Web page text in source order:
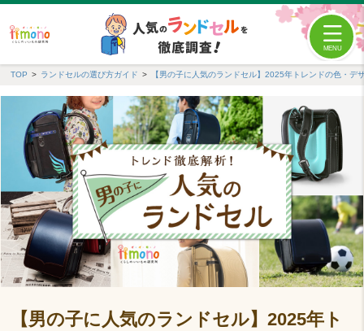
TOP ランドセルの選び方ガイド 【男の子に人気のランドセル】2025年トレンドの色・デ
【男の子に人気のランドセル】2025年ト